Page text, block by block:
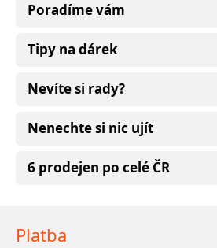
Poradíme vám
Tipy na dárek
Nevíte si rady?
Nenechte si nic ujít
6 prodejen po celé ČR
Platba